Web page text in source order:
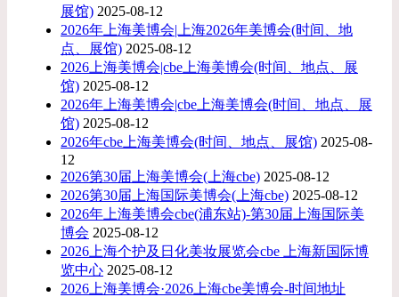
展馆) 2025-08-12
2026年上海美博会|上海2026年美博会(时间、地
点、展馆) 2025-08-12
2026上海美博会|cbe上海美博会(时间、地点、展
馆) 2025-08-12
2026年上海美博会|cbe上海美博会(时间、地点、展
馆) 2025-08-12
2026年cbe上海美博会(时间、地点、展馆) 2025-08-
12
2026第30届上海美博会(上海cbe) 2025-08-12
2026第30届上海国际美博会(上海cbe) 2025-08-12
2026年上海美博会cbe(浦东站)-第30届上海国际美
博会 2025-08-12
2026上海个护及日化美妆展览会cbe 上海新国际博
览中心 2025-08-12
2026上海美博会·2026上海cbe美博会-时间地址